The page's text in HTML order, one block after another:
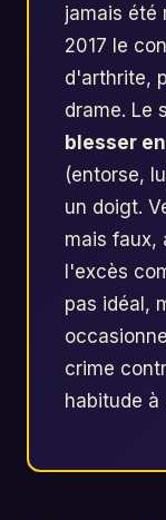
jamais été
2017 le
d'arthrite,
drame. Le
blesser
(entorse,
un doigt.
mais
l'excès
pas idéal,
crime
habitude à